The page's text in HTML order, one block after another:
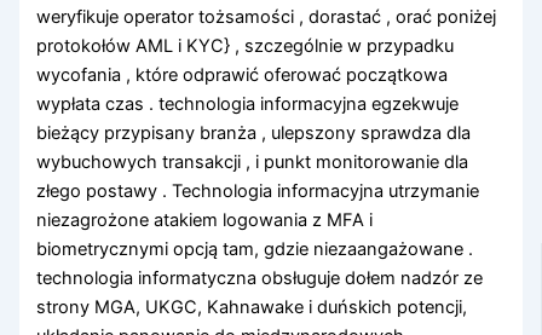
weryfikuje operator tożsamości , dorastać , orać poniżej
protokołów AML i KYC} , szczególnie w przypadku
wycofania , które odprawić oferować początkowa
wypłata czas . technologia informacyjna egzekwuje
bieżący przypisany branża , ulepszony sprawdza dla
wybuchowych transakcji , i punkt monitorowanie dla
złego postawy . Technologia informacyjna utrzymanie
niezagrożone atakiem logowania z MFA i
biometrycznymi opcją tam, gdzie niezaangażowane .
technologia informatyczna obsługuje dołem nadzór ze
strony MGA, UKGC, Kahnawake i duńskich potencji,